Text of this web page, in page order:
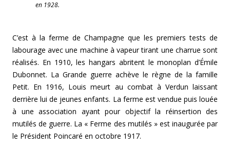
en 1928.
C’est à la ferme de Champagne que les premiers tests de
labourage avec une machine à vapeur tirant une charrue sont
réalisés. En 1910, les hangars abritent le monoplan d’Émile
Dubonnet. La Grande guerre achève le règne de la famille
Petit. En 1916, Louis meurt au combat à Verdun laissant
derrière lui de jeunes enfants. La ferme est vendue puis louée
à une association ayant pour objectif la réinsertion des
mutilés de guerre. La « Ferme des mutilés » est inaugurée par
le Président Poincaré en octobre 1917.